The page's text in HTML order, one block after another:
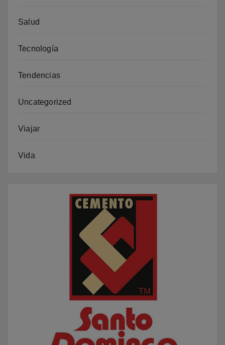
Salud
Tecnología
Tendencias
Uncategorized
Viajar
Vida